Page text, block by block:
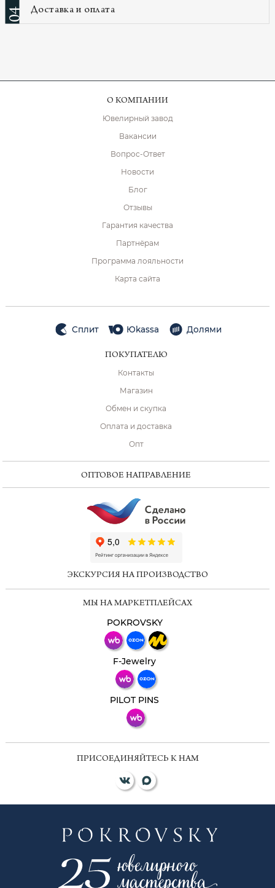
04 Доставка и оплата
О КОМПАНИИ
Ювелирный завод
Вакансии
Вопрос-Ответ
Новости
Блог
Отзывы
Гарантия качества
Партнёрам
Программа лояльности
Карта сайта
Сплит Юkassa Долями
ПОКУПАТЕЛЮ
Контакты
Магазин
Обмен и скупка
Оплата и доставка
Опт
ОПТОВОЕ НАПРАВЛЕНИЕ
ЭКСКУРСИЯ НА ПРОИЗВОДСТВО
МЫ НА МАРКЕТПЛЕЙСАХ
POKROVSKY
F-Jewelry
PILOT PINS
ПРИСОЕДИНЯЙТЕСЬ К НАМ